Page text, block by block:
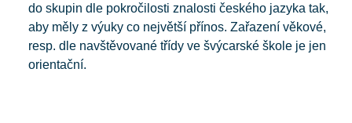
do skupin dle pokročilosti znalosti českého jazyka tak,
aby měly z výuky co největší přínos. Zařazení věkové,
resp. dle navštěvované třídy ve švýcarské škole je jen
orientační.